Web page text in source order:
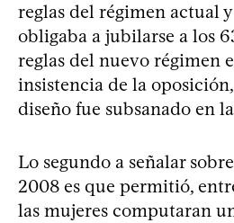
reglas del régimen actual
obligaba a jubilarse a los
reglas del nuevo régimen
insistencia de la
diseño fue subsanado en
Lo segundo a señalar
2008 es que permitió,
las mujeres computaran